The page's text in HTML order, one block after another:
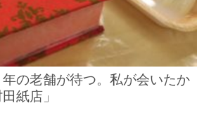
の老舗が待つ。私が会いたか
紙店」